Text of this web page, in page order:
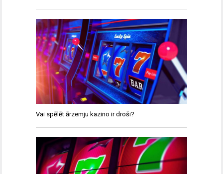
Vai spēlēt ārzemju kazino ir droši?